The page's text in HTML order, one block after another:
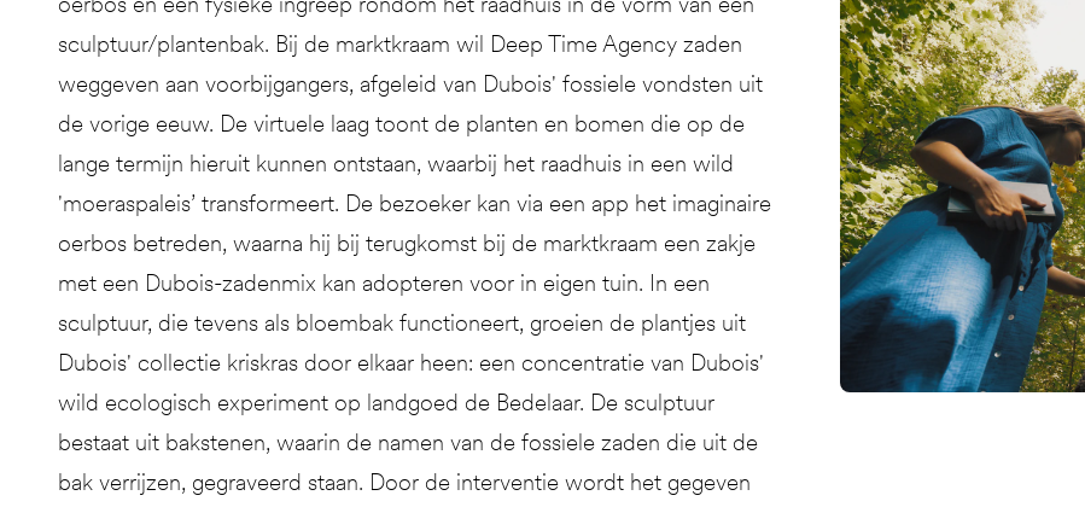
sculptuur/plantenbak. Bij de marktkraam wil Deep Time Agency zaden
weggeven aan voorbijgangers, afgeleid van Dubois' fossiele vondsten uit
de vorige eeuw. De virtuele laag toont de planten en bomen die op de
lange termijn hieruit kunnen ontstaan, waarbij het raadhuis in een wild
'moeraspaleis’ transformeert. De bezoeker kan via een app het imaginaire
oerbos betreden, waarna hij bij terugkomst bij de marktkraam een zakje
met een Dubois-zadenmix kan adopteren voor in eigen tuin. In een
sculptuur, die tevens als bloembak functioneert, groeien de plantjes uit
Dubois' collectie kriskras door elkaar heen: een concentratie van Dubois'
wild ecologisch experiment op landgoed de Bedelaar. De sculptuur
bestaat uit bakstenen, waarin de namen van de fossiele zaden die uit de
bak verrijzen, gegraveerd staan. Door de interventie wordt het gegeven